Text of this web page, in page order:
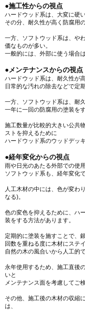
●施工性からの視点
ハードウッド系は、大変に硬
その分、耐久性が高く防腐用
一方、ソフトウッド系は、や
価なものが多い。
一般的には、外部に使う場合
●メンテナンスからの視点
ハードウッド系は、耐久性が高
日常的な汚れの除去などで定
一方、ソフトウッド系は、耐
一年に一回の防腐用の塗装を
施工数量が比較的大きい公共
ストを抑えるために
ハードウッド系のウッドデッ
●経年変化からの視点
雨や日光のあたる外部での使
ソフトウッド系も、経年変化
人工木材の中には、色が変わ
なる)。
色の変色を抑えるために、ハ
装をする方法があります。
定期的に塗装を施すことで、
回数を重ねる度に木材にステ
自然の木の風合いから人工的
永年使用するため、施工直後
いと
メンテナンス面を考慮してご
その他、施工後の木材の収縮
は、